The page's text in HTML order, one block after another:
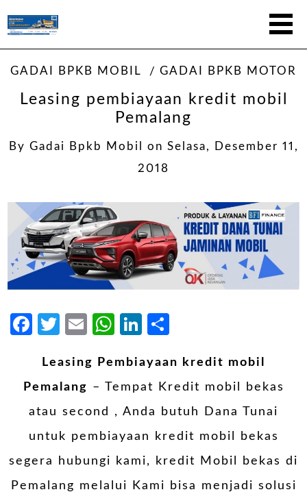
GADAI BPKB MOBIL GADAI BPKB MOTOR
Leasing pembiayaan kredit mobil
Pemalang
By Gadai Bpkb Mobil on Selasa, Desember 11,
2018
Facebook
Twitter
EmailWhatsApp
LinkedIn
Leasing Pembiayaan kredit mobil
Pemalang – Tempat Kredit mobil bekas
atau second , Anda butuh Dana Tunai
untuk pembiayaan kredit mobil bekas
segera hubungi kami, kredit Mobil bekas di
Pemalang melalui Kami bisa menjadi solusi